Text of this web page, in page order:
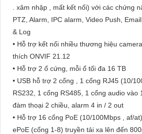
. xâm nhập , mất kết nối) với các chứng
PTZ, Alarm, IPC alarm, Video Push,
& Log
• Hỗ trợ kết nối nhiều thương hiệu
thích ONVIF 21.12
• Hỗ trợ 2 ổ cứng, mỗi ổ tối đa 16 TB
• USB hỗ trợ 2 cổng , 1 cổng RJ45 (10/
RS232, 1 cổng RS485, 1 cổng audio vào
đàm thoại 2 chiều, alarm 4 in / 2 out
• Hỗ trợ 16 cổng PoE (10/100Mbps , af/
ePoE (cổng 1-8) truyền tải xa lên đến